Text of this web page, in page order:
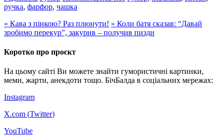
ручка, фарфор, чашка
« Кава з пінкою? Раз плюнути! » Коли батя сказав: “Давай
зробимо перекур”, закурив – получив пизди
Коротко про проєкт
На цьому сайті Ви можете знайти гумористичні картинки,
меми, жарти, анекдоти тощо. БічБалда в соціальних мережах:
Instagram
X.com (Twitter)
YouTube